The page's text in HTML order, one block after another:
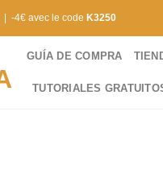
| -4€ avec le code K3250
GUÍA DE COMPRA
TUTORIALES